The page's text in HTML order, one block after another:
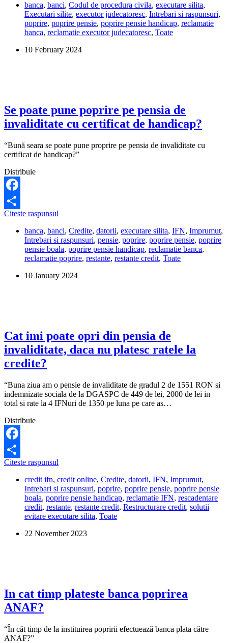
pune
poprire
pe
indemnizatia
handicap?
banca, banci, Codul de procedura civila, executare silita,
Executari silite, executor judecatoresc, Intrebari si raspunsuri,
poprire, poprire pensie, poprire pensie handicap, reclamatie
banca, reclamatie executor judecatoresc, Toate
10 February 2024
Se poate pune poprire pe pensia de
invaliditate cu certificat de handicap?
“Bună seara se poate pune proprire pe pensia de invaliditate cu
certificat de handicap?”
Distribuie
Facebook
Share
Citeste raspunsul
pune
poprire
pe
pensia
invaliditate
banca, banci, Credite, datorii, executare silita, IFN, Imprumut,
Intrebari si raspunsuri, pensie, poprire, poprire pensie, poprire
pensie boala, poprire pensie handicap, reclamatie banca,
reclamatie poprire, restante, restante credit, Toate
10 January 2024
Cat imi poate opri din pensia de
invaliditate, daca nu platesc ratele la
credite?
“Buna ziua am o pensie de invaliditate de gradul 2 de 1551 RON si
indemnizate sociala de la DGASPC de 449 de lei, 2000 de lei in
total si rate la 4 IFNuri de 1350 pe luna pe care as…
Distribuie
Facebook
Share
Citeste raspunsul
poate
opri
din
pensia
de
daca
credit ifn, credit online, Credite, datorii, IFN, Imprumut,
Intrebari si raspunsuri, poprire, poprire pensie, poprire pensie
boala, poprire pensie handicap, reclamatie IFN, rescadentare
credit, restante, restante credit, Restructurare credit, solutii
evitare executare silita, Toate
22 November 2023
In cat timp plateste banca poprirea
ANAF?
“În cât timp de la instituirea popririi efectuează banca plata către
ANAF?”